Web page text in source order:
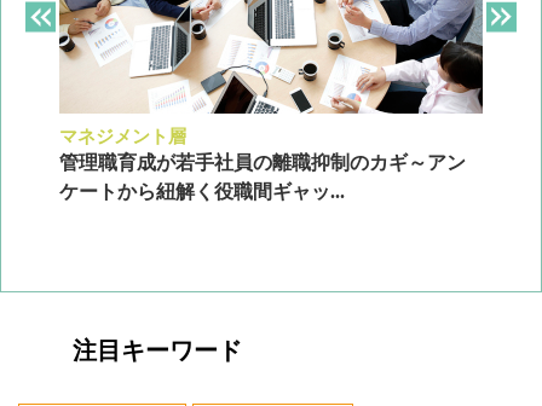
マネジメント層
管理職育成が若手社員の離職抑制のカギ～アン
ケートから紐解く役職間ギャッ...
注目キーワード